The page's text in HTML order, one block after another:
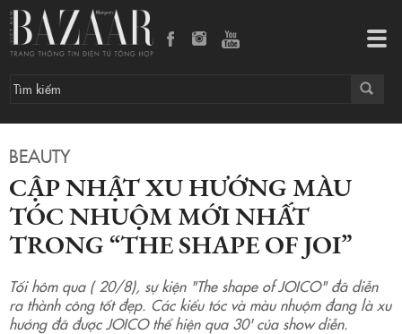
BEAUTY
CẬP NHẬT XU HƯỚNG MÀU
TÓC NHUỘM MỚI NHẤT
TRONG “THE SHAPE OF JOI”
Tối hôm qua ( 20/8), sự kiện "The shape of JOICO" đã diễn
ra thành công tốt đẹp. Các kiểu tóc và màu nhuộm đang là xu
hướng đã được JOICO thể hiện qua 30' của show diễn.